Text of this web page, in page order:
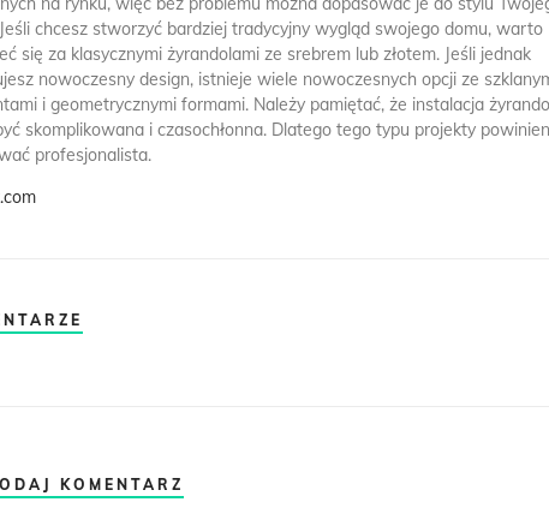
chcesz stworzyć bardziej tradycyjny wygląd swojego domu, warto
się za klasycznymi żyrandolami ze srebrem lub złotem. Jeśli jednak
nowoczesny design, istnieje wiele nowoczesnych opcji ze
i geometrycznymi formami. Należy pamiętać, że instalacja
skomplikowana i czasochłonna. Dlatego tego typu projekty powinien
profesjonalista.
KOMENTARZ